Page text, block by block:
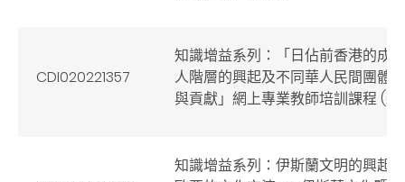
CDI020221357
知識增益系列：「日佔前香港的成
人階層的興起及不同華人民間團體
與貢獻」網上專業教師培訓課程 (新
知識增益系列：伊斯蘭文明的興起